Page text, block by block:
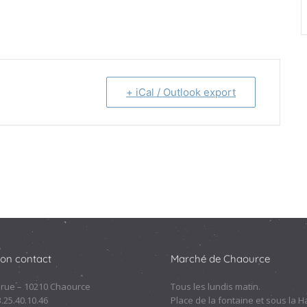
+ iCal / Outlook export
contact
– 10210 Chaource
Marché de Chaource
Tous les lundis matin.
Place de la fontaine et sous la